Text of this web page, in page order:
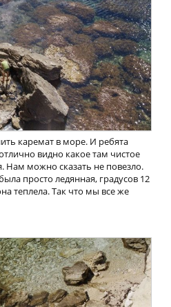
каремат в море. И ребята
видно какое там чистое
Нам можно сказать не повезло.
просто ледянная, градусов 12
теплела. Так что мы все же